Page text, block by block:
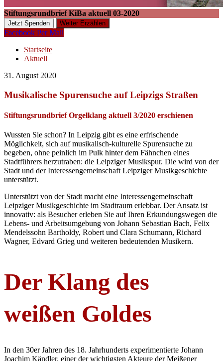
Stiftungsrundbrief KiBa aktuell 03-2020
Jetzt Spenden Weiter Erzählen
Facebook Per Mail
Startseite
Aktuell
31. August 2020
Musikalische Spurensuche auf Leipzigs Straßen
Stiftungsrundbrief Orgelklang aktuell 3/2020 erschienen
Wussten Sie schon? In Leipzig gibt es eine erfrischende
Möglichkeit, sich auf musikalisch-kulturelle Spurensuche zu
begeben, ohne peinlich im Pulk hinter dem Fähnchen eines
Stadtführers herzutraben: die Leipziger Musikspur. Die wird von der
Stadt und der Interessengemeinschaft Leipziger Musikgeschichte
unterstützt.
Unterstützt von der Stadt macht eine Interessengemeinschaft
Leipziger Musikgeschichte im Stadtraum erlebbar. Der Ansatz ist
innovativ: als Besucher erleben Sie auf Ihren Erkundungswegen die
Lebens- und Arbeitsumgebung von Johann Sebastian Bach, Felix
Mendelssohn Bartholdy, Robert und Clara Schumann, Richard
Wagner, Edvard Grieg und weiteren bedeutenden Musikern.
Der Klang des
weißen Goldes
In den 30er Jahren des 18. Jahrhunderts experimentierte Johann
Joachim Kändler, einer der wichtigsten Akteure der Meißener